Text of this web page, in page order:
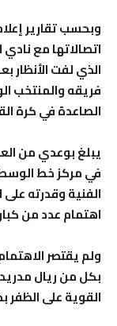
وبحسب تقارير
اتصالاتها مع
الذي لفت الأنظار
فريقه والمنتخب
الصاعدة في كرة
في مركز خط
الفنية وقدرته
اهتمام عدد من كبار
ولم يقتصر
بكل من ريال
القوية على الظفر